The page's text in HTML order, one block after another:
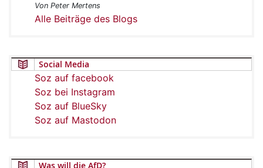
Von Peter Mertens
Alle Beiträge des Blogs
Social Media
Soz auf facebook
Soz bei Instagram
Soz auf BlueSky
Soz auf Mastodon
Was will die AfD?